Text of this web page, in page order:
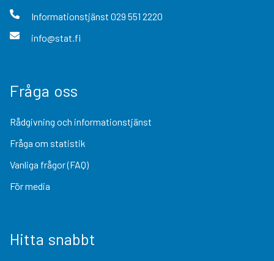
Informationstjänst 029 551 2220
info@stat.fi
Fråga oss
Rådgivning och informationstjänst
Fråga om statistik
Vanliga frågor (FAQ)
För media
Hitta snabbt